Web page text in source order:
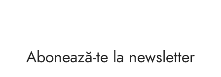
Abonează-te la newsletter